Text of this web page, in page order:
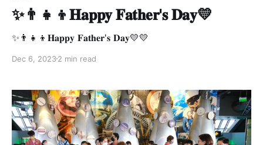
✨👨‍👧‍👦𝐇𝐚𝐩𝐩𝐲 𝐅𝐚𝐭𝐡𝐞𝐫'𝐬 𝐃𝐚𝐲💛
✨👨‍👧‍👦𝐇𝐚𝐩𝐩𝐲 𝐅𝐚𝐭𝐡𝐞𝐫'𝐬 𝐃𝐚𝐲💛💛
Dec 6, 20232 min read